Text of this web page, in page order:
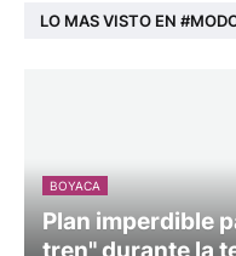
LO MAS VISTO EN
BOYACA
Plan imperdible